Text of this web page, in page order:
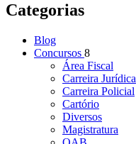
Categorias
Blog
Concursos 8
Área Fiscal
Carreira Jurídica
Carreira Policial
Cartório
Diversos
Magistratura